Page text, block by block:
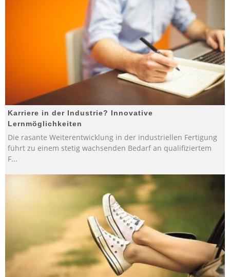
Karriere in der Industrie? Innovative
Lernmöglichkeiten
Die rasante Weiterentwicklung in der industriellen Fertigung
führt zu einem stetig wachsenden Bedarf an qualifiziertem
F...